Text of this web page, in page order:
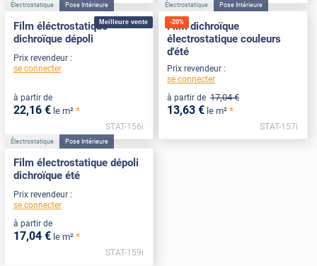
Meilleure vente
Électrostatique Pose Intérieure
Film éléctrostatique
dichroïque dépoli
Prix revendeur :
se connecter
à partir de
22,16 € le m² *
STAT-156i
-20%
Électrostatique Pose Intérieure
Film dichroïque
électrostatique couleurs
d'été
Prix revendeur :
se connecter
à partir de 17,04 €
13,63 € le m² *
STAT-157i
Électrostatique Pose Intérieure
Film électrostatique dépoli
dichroïque été
Prix revendeur :
se connecter
à partir de
17,04 € le m² *
STAT-159i